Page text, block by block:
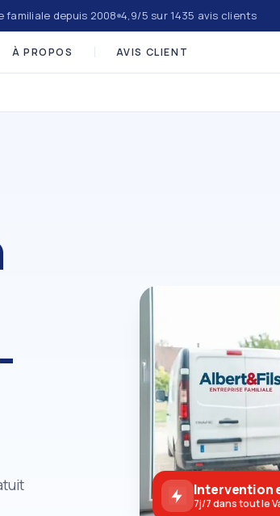
familiale depuis 2008 4,9/5 sur 1435 avis clients
À PROPOS AVIS CLIENT
Intervention
7j/7 dans tout le